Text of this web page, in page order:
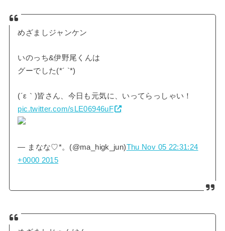
めざましジャンケン
いのっち&伊野尾くんは
グーでした(*´ `*)
(´ε｀)皆さん、今日も元気に、いってらっしゃい！
pic.twitter.com/sLE06946uF
— まなな♡*。(@ma_higk_jun)Thu Nov 05 22:31:24
+0000 2015